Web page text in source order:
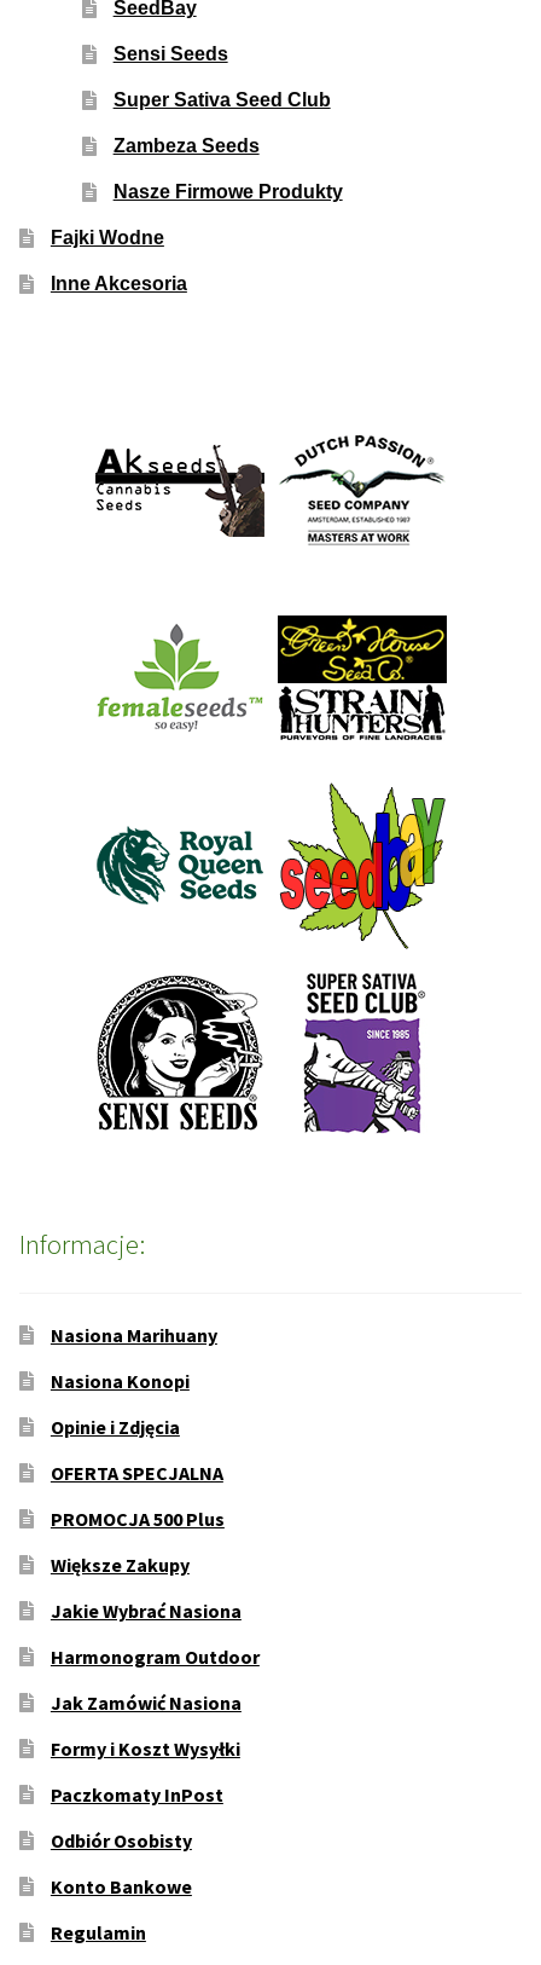
SeedBay
Sensi Seeds
Super Sativa Seed Club
Zambeza Seeds
Nasze Firmowe Produkty
Fajki Wodne
Inne Akcesoria
Informacje:
Nasiona Marihuany
Nasiona Konopi
Opinie i Zdjęcia
OFERTA SPECJALNA
PROMOCJA 500 Plus
Większe Zakupy
Jakie Wybrać Nasiona
Harmonogram Outdoor
Jak Zamówić Nasiona
Formy i Koszt Wysyłki
Paczkomaty InPost
Odbiór Osobisty
Konto Bankowe
Regulamin